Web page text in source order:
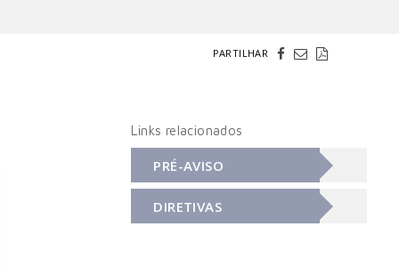
PARTILHAR
Links relacionados
PRÉ-AVISO
DIRETIVAS